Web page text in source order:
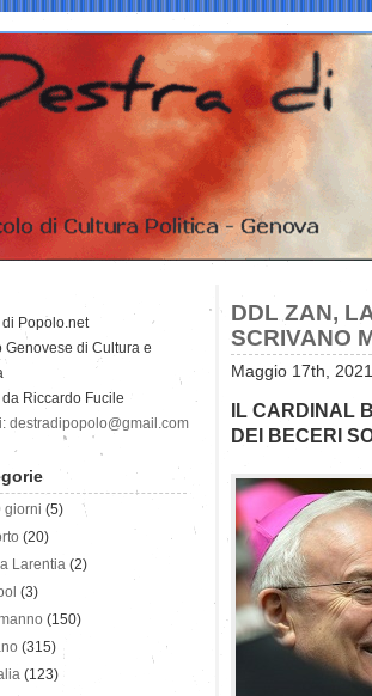
DDL ZAN,
SCRIVANO
Maggio 17th,
IL CARDINAL
DEI BECERI
di Popolo.net
Genovese di Cultura e
da Riccardo Fucile
destradipopolo@gmail.com
giorni (5)
(20)
Larentia (2)
(3)
(150)
(315)
(123)